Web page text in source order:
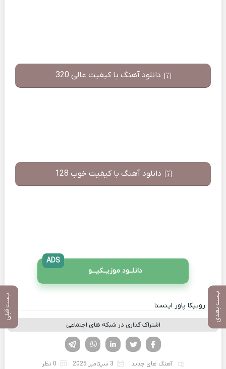
پست بعدی پست قبلی
دانلود آهنگ با کیفیت عالی 320
دانلود آهنگ با کیفیت خوب 128
دانلــود موزیــکیـــو
ADS
کانال روبیکا پاور اینستا
اشتراک گذاری در شبکه های اجتماعی
لینکدین تویتر
فیسوک
آهنگ های جدید 3 سپتامبر 2025 0 نظر